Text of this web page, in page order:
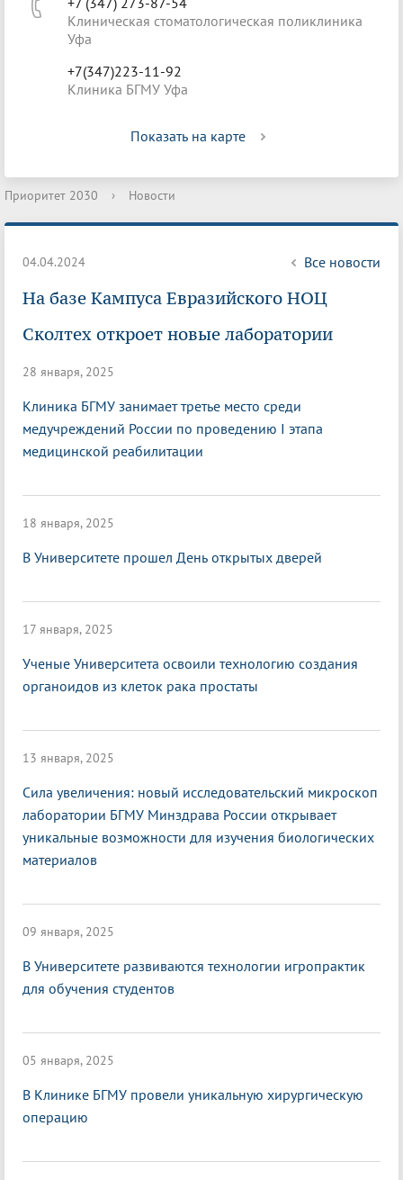
Клиническая стоматологическая поликлиника
Уфа
+7(347)223-11-92
Клиника БГМУ Уфа
Показать на карте
Приоритет 2030 › Новости
04.04.2024 Все новости
На базе Кампуса Евразийского НОЦ
Сколтех откроет новые лаборатории
28 января, 2025
Клиника БГМУ занимает третье место среди
медучреждений России по проведению I этапа
медицинской реабилитации
18 января, 2025
В Университете прошел День открытых дверей
17 января, 2025
Ученые Университета освоили технологию создания
органоидов из клеток рака простаты
13 января, 2025
Сила увеличения: новый исследовательский микроскоп
лаборатории БГМУ Минздрава России открывает
уникальные возможности для изучения биологических
материалов
09 января, 2025
В Университете развиваются технологии игропрактик
для обучения студентов
05 января, 2025
В Клинике БГМУ провели уникальную хирургическую
операцию